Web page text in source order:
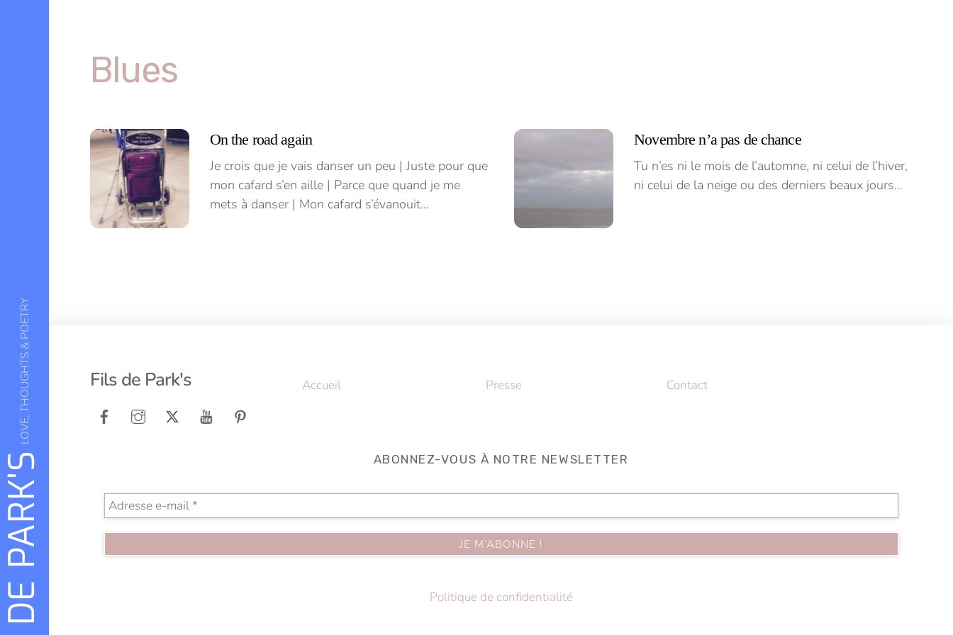
PARK'S
LOVE, THOUGHTS & POETRY
Blues
On the road again
Je crois que je vais danser un peu | Juste pour que
mon cafard s’en aille | Parce que quand je me
mets à danser | Mon cafard s’évanouit…
Novembre n’a pas de chance
Tu n’es ni le mois de l’automne, ni celui de l’hiver,
ni celui de la neige ou des derniers beaux jours…
To
Fils de Park's Accueil Presse Contact
ABONNEZ-VOUS À NOTRE NEWSLETTER
Politique de confidentialité